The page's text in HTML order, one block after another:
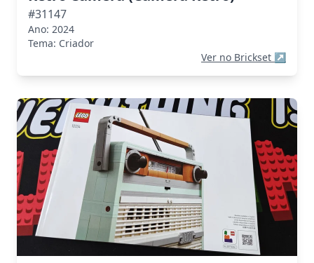
#31147
Ano: 2024
Tema: Criador
Ver no Brickset ↗